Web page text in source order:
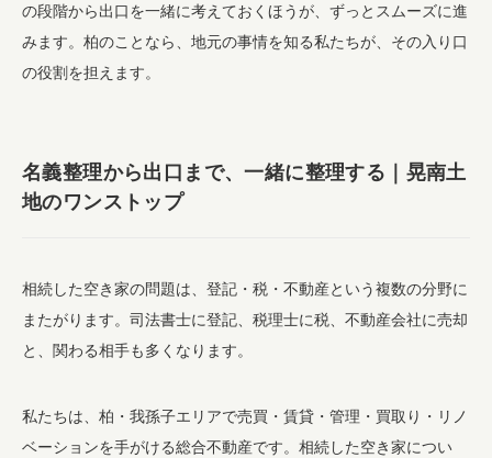
の段階から出口を一緒に考えておくほうが、ずっとスムーズに進
みます。柏のことなら、地元の事情を知る私たちが、その入り口
の役割を担えます。
名義整理から出口まで、一緒に整理する｜晃南土
地のワンストップ
相続した空き家の問題は、登記・税・不動産という複数の分野に
またがります。司法書士に登記、税理士に税、不動産会社に売却
と、関わる相手も多くなります。
私たちは、柏・我孫子エリアで売買・賃貸・管理・買取り・リノ
ベーションを手がける総合不動産です。相続した空き家につい